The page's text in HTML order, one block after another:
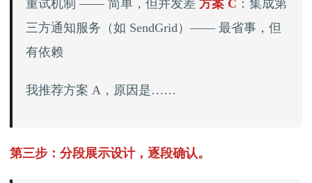
重试机制 —— 简单，但并发差方案 C ：集成第
三方通知服务（如 SendGrid）—— 最省事，但
有依赖
我推荐方案 A，原因是……
第三步：分段展示设计，逐段确认。